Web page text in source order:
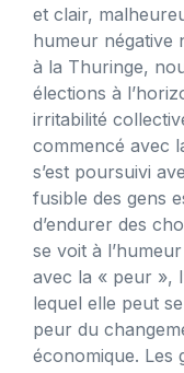
et clair,
humeur négative
à la Thuringe,
élections à
irritabilité
commencé avec
s’est poursuivi
fusible des gens
d’endurer des
se voit à
avec la « peur »,
lequel elle peut
peur du
économique. Les